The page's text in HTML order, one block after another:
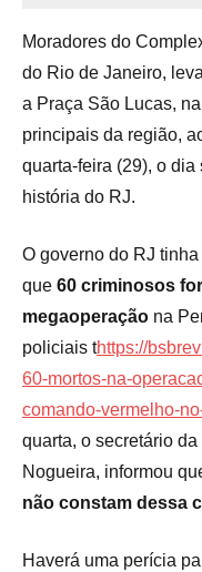
Moradores do
do Rio de Janeiro,
a Praça São Lucas,
principais da região,
quarta-feira (29), o
história do RJ.
O governo do RJ
que 60 criminosos
megaoperação na
policiais thttps://
60-mortos-na-
comando-vermelho-
quarta, o secretário
Nogueira, informou
não constam dessa
Haverá uma perícia